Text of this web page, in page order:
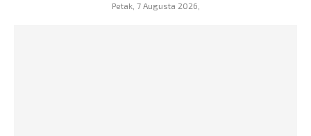
Petak, 7 Augusta 2026,